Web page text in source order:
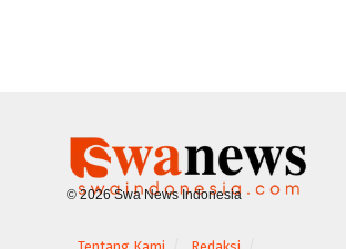
© 2026 Swa News Indonesia